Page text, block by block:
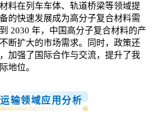
料在列车车体、轨道桥梁等领域提
的快速发展成为高分子复合材料需
2030 年，中国高分子复合材料的产
断扩大的市场需求。同时，政策还
加强了国际合作与交流，提升了我
地位。
输领域应用分析